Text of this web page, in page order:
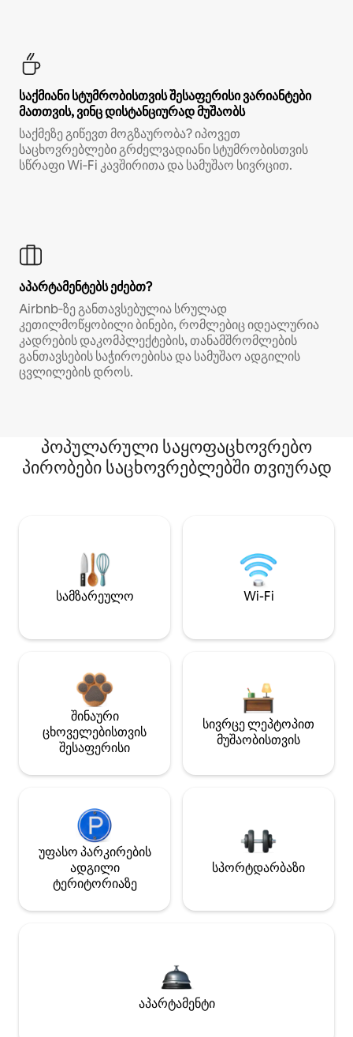
საქმიანი სტუმრობისთვის შესაფერისი ვარიანტები
მათთვის, ვინც დისტანციურად მუშაობს
საქმეზე გიწევთ მოგზაურობა? იპოვეთ
საცხოვრებლები გრძელვადიანი სტუმრობისთვის
სწრაფი Wi‑Fi კავშირითა და სამუშაო სივრცით.
აპარტამენტებს ეძებთ?
Airbnb‑ზე განთავსებულია სრულად
კეთილმოწყობილი ბინები, რომლებიც იდეალურია
კადრების დაკომპლექტების, თანამშრომლების
განთავსების საჭიროებისა და სამუშაო ადგილის
ცვლილების დროს.
პოპულარული საყოფაცხოვრებო
პირობები საცხოვრებლებში თვიურად
სამზარეულო Wi-Fi
შინაური
ცხოველებისთვის
შესაფერისი
სივრცე ლეპტოპით
მუშაობისთვის
უფასო პარკირების
ადგილი
ტერიტორიაზე
სპორტდარბაზი
აპარტამენტი